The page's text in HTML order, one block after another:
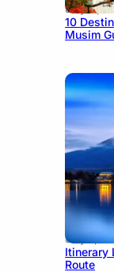
July 9,
10
Musim
July 7,
Itinerary
Route